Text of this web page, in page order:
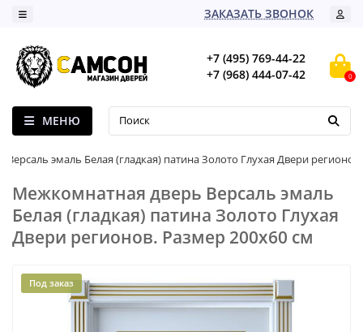
ЗАКАЗАТЬ ЗВОНОК
+7 (495) 769-44-22
+7 (968) 444-07-42
0
МЕНЮ
Версаль эмаль Белая (гладкая) патина Золото Глухая Двери регионов
Межкомнатная дверь Версаль эмаль
Белая (гладкая) патина Золото Глухая
Двери регионов. Размер 200x60 см
Под заказ